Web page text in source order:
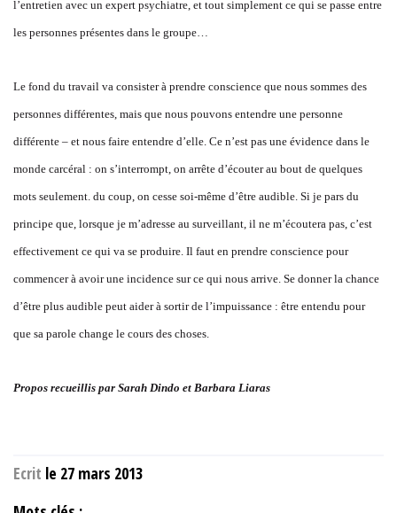
l’entretien avec un expert psychiatre, et tout simplement ce qui se passe entre
les personnes présentes dans le groupe…
Le fond du travail va consister à prendre conscience que nous sommes des
personnes différentes, mais que nous pouvons entendre une personne
différente – et nous faire entendre d’elle. Ce n’est pas une évidence dans le
monde carcéral : on s’interrompt, on arrête d’écouter au bout de quelques
mots seulement. du coup, on cesse soi-même d’être audible. Si je pars du
principe que, lorsque je m’adresse au surveillant, il ne m’écoutera pas, c’est
effectivement ce qui va se produire. Il faut en prendre conscience pour
commencer à avoir une incidence sur ce qui nous arrive. Se donner la chance
d’être plus audible peut aider à sortir de l’impuissance : être entendu pour
que sa parole change le cours des choses.
Propos recueillis par Sarah Dindo et Barbara Liaras
Ecrit le 27 mars 2013